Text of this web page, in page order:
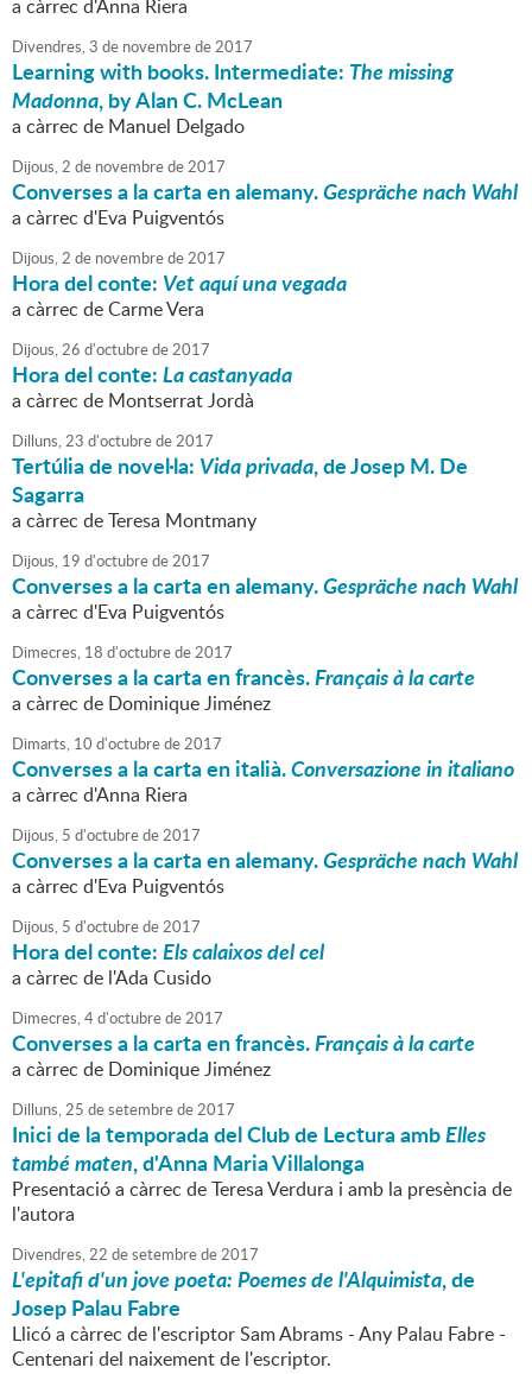
a càrrec d'Anna Riera
Divendres,3 de novembrede2017
Learning with books. Intermediate: The missing
Madonna, by Alan C. McLean
a càrrec de Manuel Delgado
Dijous,2 de novembrede2017
Converses a la carta en alemany.Gespräche nach Wahl
a càrrec d'Eva Puigventós
Dijous,2 de novembrede2017
Hora del conte: Vet aquí una vegada
a càrrec de Carme Vera
Dijous,26 d'octubrede2017
Hora del conte:La castanyada
a càrrec de Montserrat Jordà
Dilluns,23 d'octubrede2017
Tertúlia de novel·la: Vida privada, de Josep M. De
Sagarra
a càrrec de Teresa Montmany
Dijous, 19 d'octubrede2017
Converses a la carta en alemany.Gespräche nach Wahl
a càrrec d'Eva Puigventós
Dimecres, 18 d'octubrede2017
Converses a la carta en francès.Français à la carte
a càrrec de Dominique Jiménez
Dimarts, 10 d'octubrede2017
Converses a la carta en italià.Conversazione in italiano
a càrrec d'Anna Riera
Dijous, 5 d'octubrede2017
Converses a la carta en alemany.Gespräche nach Wahl
a càrrec d'Eva Puigventós
Dijous, 5 d'octubrede2017
Hora del conte:Els calaixos del cel
a càrrec de l'Ada Cusido
Dimecres,4d'octubrede2017
Converses a la carta en francès.Français à la carte
a càrrec de Dominique Jiménez
Dilluns,25 desetembrede2017
Inici de la temporada del Club de Lectura ambElles
també maten, d'Anna Maria Villalonga
Presentació a càrrec de Teresa Verdura i amb la presència de
l'autora
Divendres,22 desetembrede2017
L'epitafi d'un jove poeta: Poemes de l'Alquimista, de
Josep Palau Fabre
Llicó a càrrec de l'escriptor Sam Abrams - Any Palau Fabre -
Centenari del naixement de l'escriptor.